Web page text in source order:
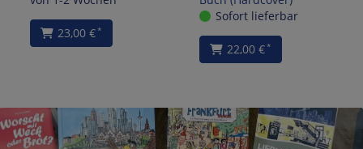
23,00 €*
Sofort lieferbar
22,00 €*